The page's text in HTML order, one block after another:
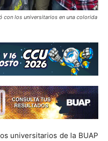
con los universitarios en una colorida
universitarios de la BUAP